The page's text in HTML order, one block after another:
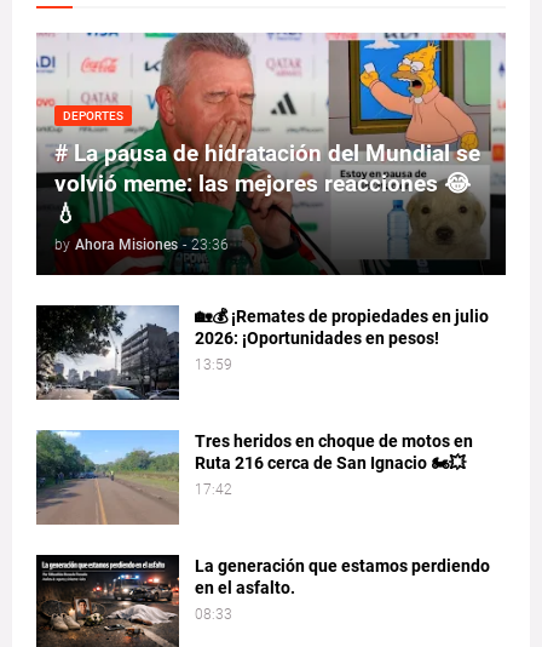
DEPORTES
# La pausa de hidratación del Mundial se
volvió meme: las mejores reacciones 😂
💧
by Ahora Misiones - 23:36
🏡💰 ¡Remates de propiedades en julio
2026: ¡Oportunidades en pesos!
13:59
Tres heridos en choque de motos en
Ruta 216 cerca de San Ignacio 🏍️💥
17:42
La generación que estamos perdiendo
en el asfalto.
08:33